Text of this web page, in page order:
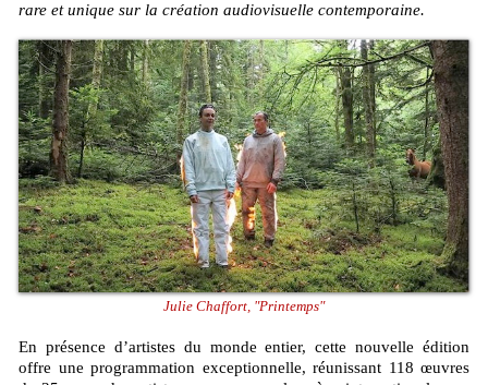
rare et unique sur la création audiovisuelle contemporaine.
Julie Chaffort, "Printemps"
En présence d’artistes du monde entier, cette nouvelle édition
offre une programmation exceptionnelle, réunissant 118 œuvres